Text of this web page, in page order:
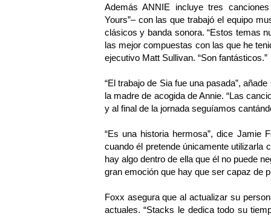
Además ANNIE incluye tres
Yours”– con las que trabajó el equipo
clásicos y banda sonora. “Estos temas
las mejor compuestas con las que he
ejecutivo Matt Sullivan. “Son fantásticos.”
“El trabajo de Sia fue una pasada”,
la madre de acogida de Annie. “Las
y al final de la jornada seguíamos
“Es una historia hermosa”, dice Jamie
cuando él pretende únicamente utilizarla
hay algo dentro de ella que él no puede
gran emoción que hay que ser capaz de
Foxx asegura que al actualizar su
actuales. “Stacks le dedica todo su